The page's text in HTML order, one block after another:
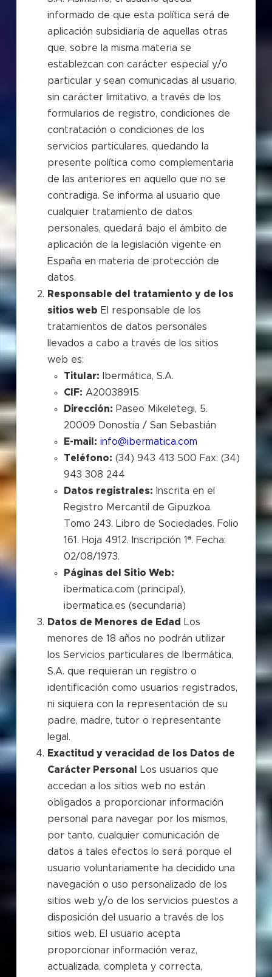
informado de que esta política será de
aplicación subsidiaria de aquellas otras
que, sobre la misma materia se
establezcan con carácter especial y/o
particular y sean comunicadas al usuario,
sin carácter limitativo, a través de los
formularios de registro, condiciones de
contratación o condiciones de los
servicios particulares, quedando la
presente política como complementaria
de las anteriores en aquello que no se
contradiga. Se informa al usuario que
cualquier tratamiento de datos
personales, quedará bajo el ámbito de
aplicación de la legislación vigente en
España en materia de protección de
datos.
Responsable del tratamiento y de los
sitios web El responsable de los
tratamientos de datos personales
llevados a cabo a través de los sitios
web es:
Titular: Ibermática, S.A.
CIF: A20038915
Dirección: Paseo Mikeletegi, 5.
20009 Donostia / San Sebastián
E-mail: info@ibermatica.com
Teléfono: (34) 943 413 500 Fax: (34)
943 308 244
Datos registrales: Inscrita en el
Registro Mercantil de Gipuzkoa.
Tomo 243. Libro de Sociedades. Folio
161. Hoja 4912. Inscripción 1ª. Fecha:
02/08/1973.
Páginas del Sitio Web:
ibermatica.com (principal),
ibermatica.es (secundaria)
Datos de Menores de Edad
Los
menores de 18 años no podrán utilizar
los Servicios particulares de Ibermática,
S.A. que requieran un registro o
identificación como usuarios registrados,
ni siquiera con la representación de su
padre, madre, tutor o representante
legal.
Exactitud y veracidad de los Datos de
Carácter Personal
Los usuarios que
accedan a los sitios web no están
obligados a proporcionar información
personal para navegar por los mismos,
por tanto, cualquier comunicación de
datos a tales efectos lo será porque el
usuario voluntariamente ha decidido una
navegación o uso personalizado de los
sitios web y/o de los servicios puestos a
disposición del usuario a través de los
sitios web. El usuario acepta
proporcionar información veraz,
actualizada, completa y correcta,